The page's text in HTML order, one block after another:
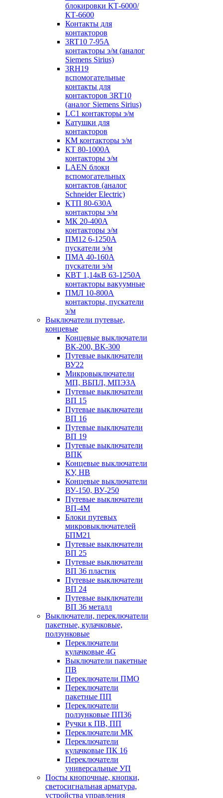
блокировки КТ-6000/
КТ-6600
Контакты для
контакторов
3RT10 7-95А
контакторы э/м (аналог
Siemens Sirius)
3RH19
вспомогательные
контакты для
контакторов 3RT10
(аналог Siemens Sirius)
LC1 контакторы э/м
Катушки для
контакторов
КМ контакторы э/м
КТ 80-1000А
контакторы э/м
LAEN блоки
вспомогательных
контактов (аналог
Schneider Electric)
КТП 80-630А
контакторы э/м
МК 20-400А
контакторы э/м
ПМ12 6-1250А
пускатели э/м
ПМА 40-160А
пускатели э/м
КВТ 1,14кВ 63-1250А
контакторы вакуумные
ПМЛ 10-800А
контакторы, пускатели
э/м
Выключатели путевые,
концевые
Концевые выключатели
ВК-200, ВК-300
Путевые выключатели
ВУ22
Микровыключатели
МП, ВБПЛ, МПЭЗА
Путевые выключатели
ВП 15
Путевые выключатели
ВП 16
Путевые выключатели
ВП 19
Путевые выключатели
ВПК
Концевые выключатели
КУ, НВ
Концевые выключатели
ВУ-150, ВУ-250
Путевые выключатели
ВП-4М
Блоки путевых
микровыключателей
БПМ21
Путевые выключатели
ВП 25
Путевые выключатели
ВП 36 пластик
Путевые выключатели
ВП 24
Путевые выключатели
ВП 36 металл
Выключатели, переключатели
пакетные, кулачковые,
ползунковые
Переключатели
кулачковые 4G
Выключатели пакетные
ПВ
Переключатели ПМО
Переключатели
пакетные ПП
Переключатели
ползунковые ПП36
Ручки к ПВ, ПП
Переключатели МК
Переключатели
кулачковые ПК 16
Переключатели
универсальные УП
Посты кнопочные, кнопки,
светосигнальная арматура,
устройства управления